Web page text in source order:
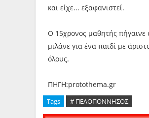
και είχε... εξαφανιστεί.
Ο 15χρονος μαθητής πήγαινε
μιλάνε για ένα παιδί με
όλους.
ΠΗΓΗ:protothema.gr
Tags # ΠΕΛΟΠΟΝΝΗΣΟΣ